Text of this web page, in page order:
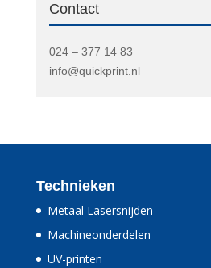
Contact
024 – 377 14 83
info@quickprint.nl
Technieken
Metaal Lasersnijden
Machineonderdelen
UV-printen